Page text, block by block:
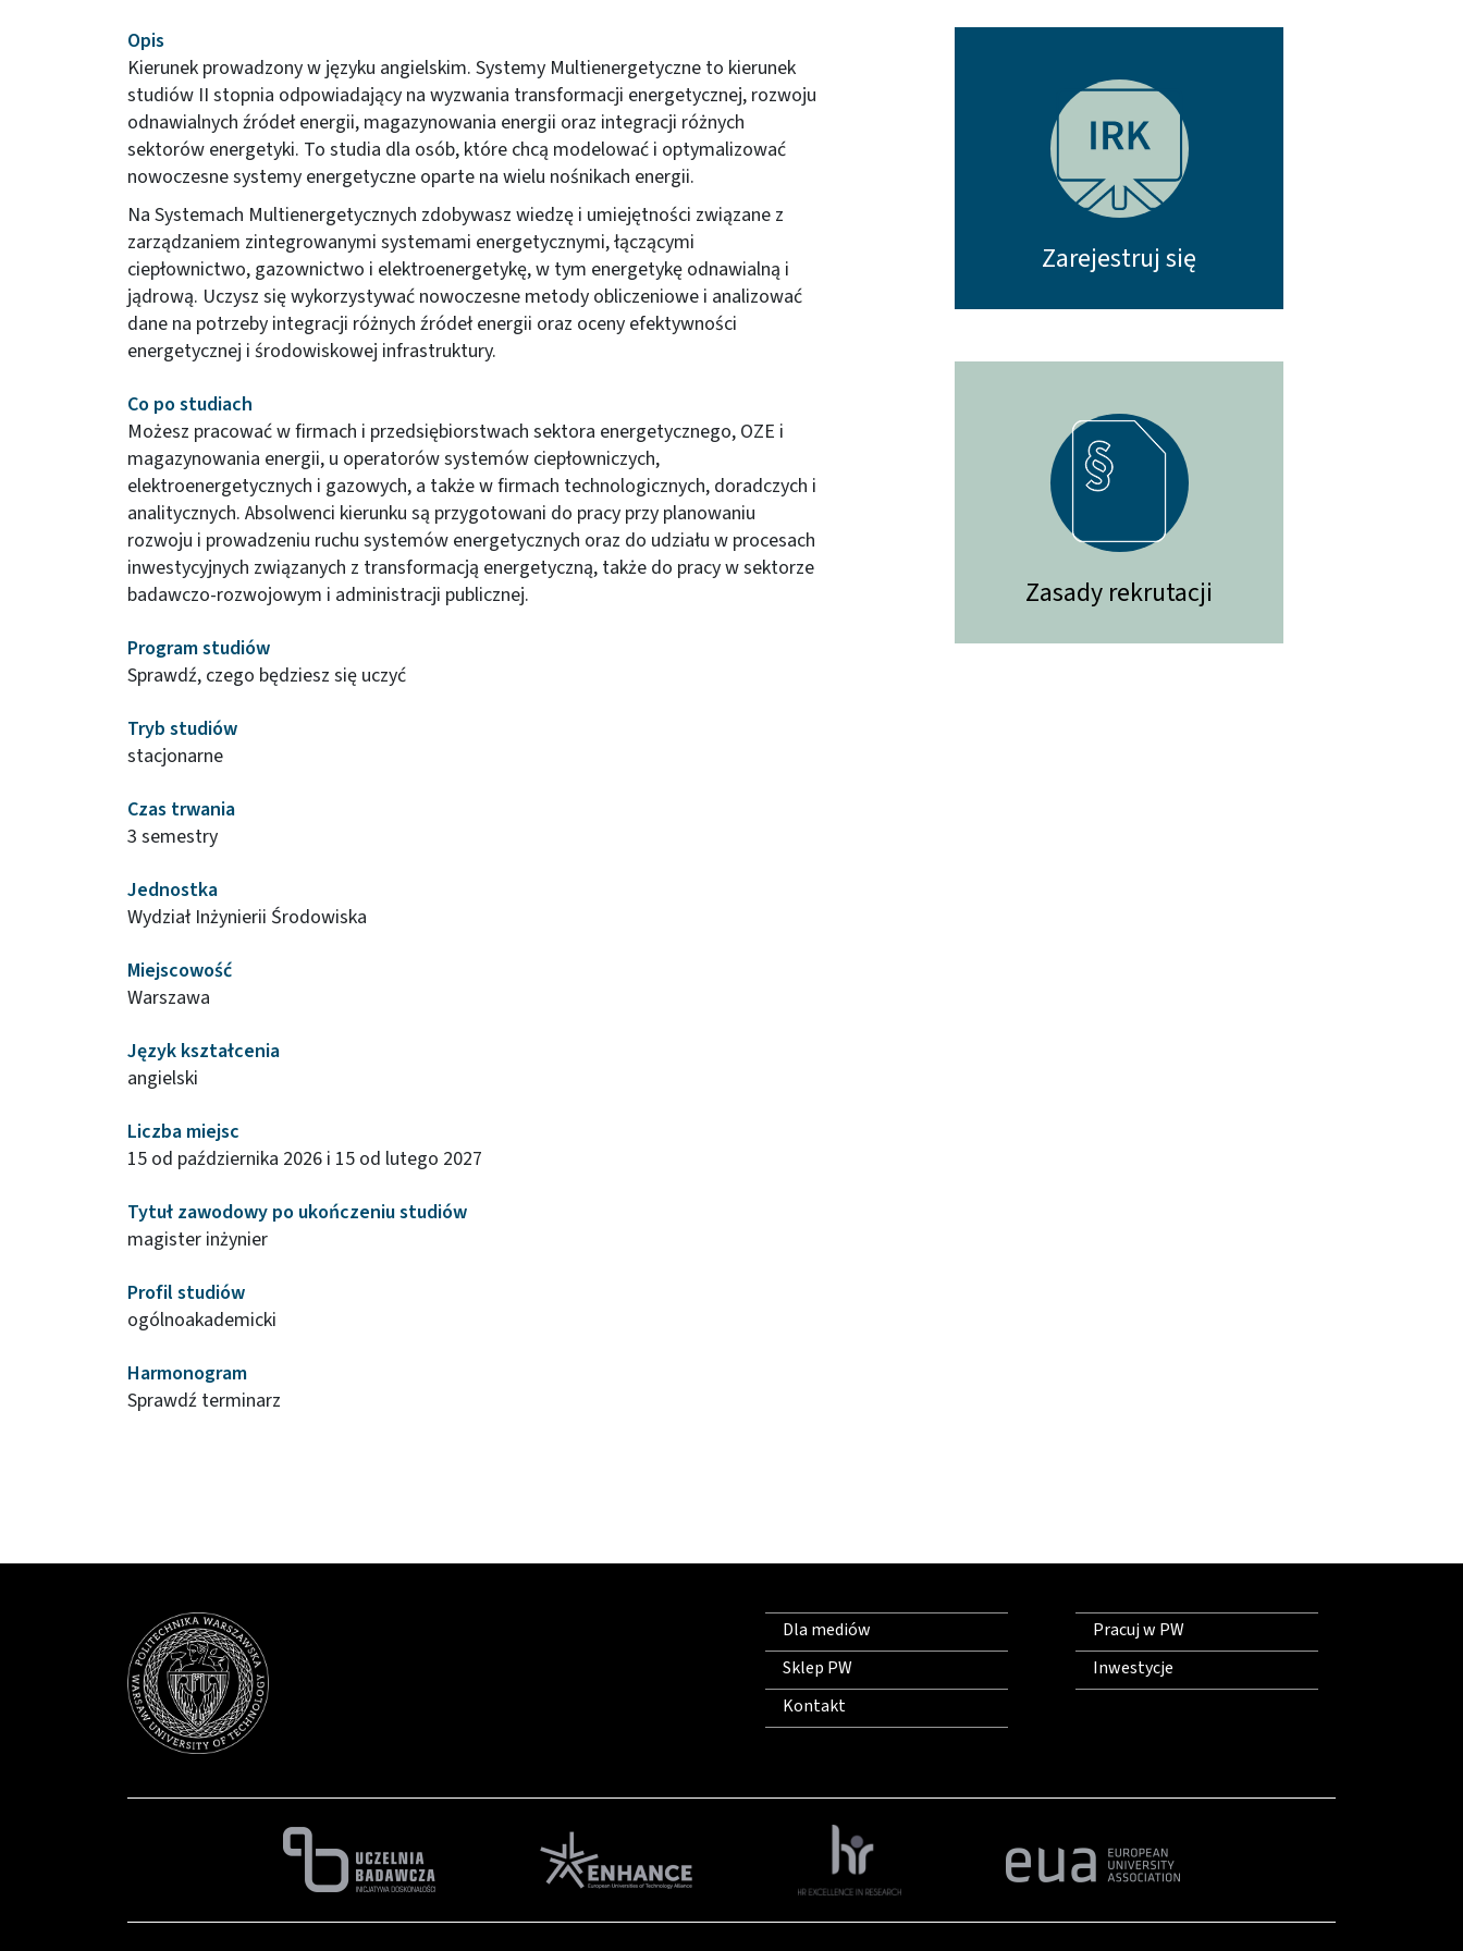
Opis
Kierunek prowadzony w języku angielskim. Systemy Multienergetyczne to kierunek
studiów II stopnia odpowiadający na wyzwania transformacji energetycznej, rozwoju
odnawialnych źródeł energii, magazynowania energii oraz integracji różnych
sektorów energetyki. To studia dla osób, które chcą modelować i optymalizować
nowoczesne systemy energetyczne oparte na wielu nośnikach energii.
Na Systemach Multienergetycznych zdobywasz wiedzę i umiejętności związane z
zarządzaniem zintegrowanymi systemami energetycznymi, łączącymi
ciepłownictwo, gazownictwo i elektroenergetykę, w tym energetykę odnawialną i
jądrową. Uczysz się wykorzystywać nowoczesne metody obliczeniowe i analizować
dane na potrzeby integracji różnych źródeł energii oraz oceny efektywności
energetycznej i środowiskowej infrastruktury.
Co po studiach
Możesz pracować w firmach i przedsiębiorstwach sektora energetycznego, OZE i
magazynowania energii, u operatorów systemów ciepłowniczych,
elektroenergetycznych i gazowych, a także w firmach technologicznych, doradczych i
analitycznych. Absolwenci kierunku są przygotowani do pracy przy planowaniu
rozwoju i prowadzeniu ruchu systemów energetycznych oraz do udziału w procesach
inwestycyjnych związanych z transformacją energetyczną, także do pracy w sektorze
badawczo-rozwojowym i administracji publicznej.
Program studiów
Sprawdź, czego będziesz się uczyć
Tryb studiów
stacjonarne
Czas trwania
3 semestry
Jednostka
Wydział Inżynierii Środowiska
Miejscowość
Warszawa
Język kształcenia
angielski
Liczba miejsc
15 od października 2026 i 15 od lutego 2027
Tytuł zawodowy po ukończeniu studiów
magister inżynier
Profil studiów
ogólnoakademicki
Harmonogram
Sprawdź terminarz
Zarejestruj się
Zasady rekrutacji
Dla mediów
Sklep PW
Kontakt
Pracuj w PW
Inwestycje